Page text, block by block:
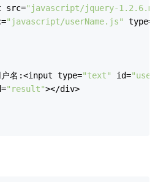
src=
"javascript/jquery-
"javascript/userName.js" type=
户名:<input type=
"text" id=
"result"></div>